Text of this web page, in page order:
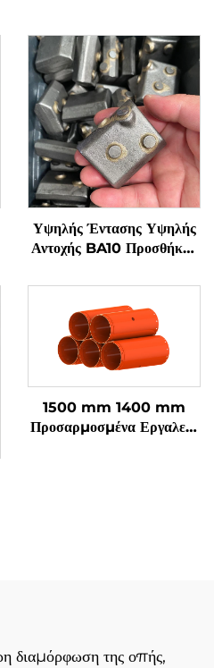
Υψηλής Έντασης Υψηλής
Αντοχής BA10 Προσθήκης
Θεμελίωσης Εξαρτήματα
Φθοράς για Φακό
1500 mm 1400 mm
Προσαρμοσμένα Εργαλεία
διαμόρφωση της οπής,